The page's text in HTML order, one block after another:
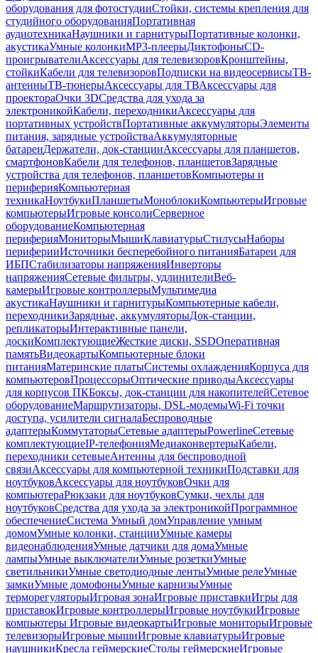
оборудования для фотостудииСтойки, системы крепления для
студийного оборудованияПортативная
аудиотехникаНаушники и гарнитурыПортативные колонки,
акустикаУмные колонкиMP3-плеерыДиктофоныCD-
проигрывателиАксессуары для телевизоровКронштейны,
стойкиКабели для телевизоровПодписки на видеосервисыТВ-
антенныТВ-тюнерыАксессуары для ТВАксессуары для
проектораОчки 3DСредства для ухода за
электроникойКабели, переходникиАксессуары для
портативных устройствПортативные аккумуляторыЭлементы
питания, зарядные устройстваАккумуляторные
батареиДержатели, док-станцииАксессуары для планшетов,
смартфоновКабели для телефонов, планшетовЗарядные
устройства для телефонов, планшетовКомпьютеры и
периферияКомпьютерная
техникаНоутбукиПланшетыМоноблокиКомпьютерыИгровые
компьютерыИгровые консолиСерверное
оборудованиеКомпьютерная
периферияМониторыМышиКлавиатурыСтилусыНаборы
периферииИсточники бесперебойного питанияБатареи для
ИБПСтабилизаторы напряженияИнверторы
напряженияСетевые фильтры, удлинителиВеб-
камерыИгровые контроллерыМультимедиа
акустикаНаушники и гарнитурыКомпьютерные кабели,
переходникиЗарядные, аккумуляторыДок-станции,
репликаторыИнтерактивные панели,
доскиКомплектующиеЖесткие диски, SSDОперативная
памятьВидеокартыКомпьютерные блоки
питанияМатеринские платыСистемы охлажденияКорпуса для
компьютеровПроцессорыОптические приводыАксессуары
для корпусов ПКБоксы, док-станции для накопителейСетевое
оборудованиеМаршрутизаторы, DSL-модемыWi-Fi точки
доступа, усилители сигналаБеспроводные
адаптерыКоммутаторыСетевые адаптерыPowerlineСетевые
комплектующиеIP-телефонияМедиаконвертерыКабели,
переходники сетевыеАнтенны для беспроводной
связиАксессуары для компьютерной техникиПодставки для
ноутбуковАксессуары для ноутбуковОчки для
компьютераРюкзаки для ноутбуковСумки, чехлы для
ноутбуковСредства для ухода за электроникойПрограммное
обеспечениеСистема Умный домУправление умным
домомУмные колонки, станцииУмные камеры
видеонаблюденияУмные датчики для домаУмные
лампыУмные выключателиУмные розеткиУмные
светильникиУмные светодиодные лентыУмные релеУмные
замкиУмные домофоныУмные карнизыУмные
терморегуляторыИгровая зонаИгровые приставкиИгры для
приставокИгровые контроллерыИгровые ноутбукиИгровые
компьютеры Игровые видеокартыИгровые мониторыИгровые
телевизорыИгровые мышиИгровые клавиатурыИгровые
наушникиКресла геймерскиеСтолы геймерскиеИгровые